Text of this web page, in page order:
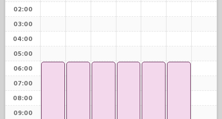
02:00
03:00
04:00
05:00
06:00
07:00
08:00
09:00